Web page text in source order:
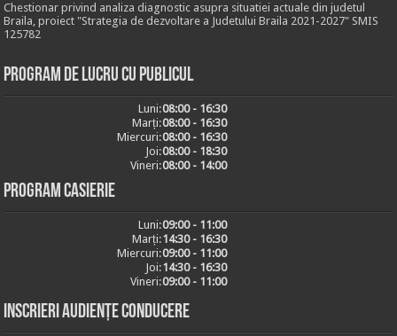
Chestionar privind analiza diagnostic asupra situatiei actuale din judetul
Braila, proiect "Strategia de dezvoltare a Judetului Braila 2021-2027" SMIS
125782
Program de lucru cu publicul
Luni:08:00 - 16:30
Marți:08:00 - 16:30
Miercuri:08:00 - 16:30
Joi:08:00 - 18:30
Vineri:08:00 - 14:00
Program casierie
Luni:09:00 - 11:00
Marți:14:30 - 16:30
Miercuri:09:00 - 11:00
Joi:14:30 - 16:30
Vineri:09:00 - 11:00
Inscrieri audiențe conducere